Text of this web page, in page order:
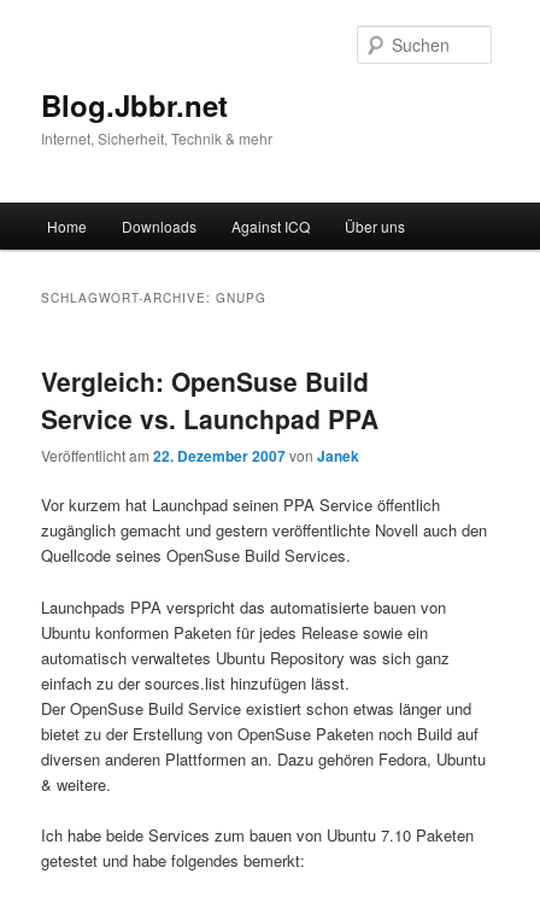
Blog.Jbbr.net
Internet, Sicherheit, Technik & mehr
Zum
Zum
wechseln
Home Downloads Against ICQ Über uns
SCHLAGWORT-ARCHIVE:GNUPG
Vergleich: OpenSuse Build
Service vs. Launchpad PPA
Veröffentlicht am22. Dezember 2007vonJanek
Vor kurzem hat Launchpad seinen PPA Service öffentlich
zugänglich gemacht und gestern veröffentlichte Novell auch den
Quellcode seines OpenSuse Build Services.
Launchpads PPA verspricht das automatisierte bauen von
Ubuntu konformen Paketen für jedes Release sowie ein
automatisch verwaltetes Ubuntu Repository was sich ganz
einfach zu der sources.list hinzufügen lässt.
Der OpenSuse Build Service existiert schon etwas länger und
bietet zu der Erstellung von OpenSuse Paketen noch Build auf
diversen anderen Plattformen an. Dazu gehören Fedora, Ubuntu
& weitere.
Ich habe beide Services zum bauen von Ubuntu 7.10 Paketen
getestet und habe folgendes bemerkt: